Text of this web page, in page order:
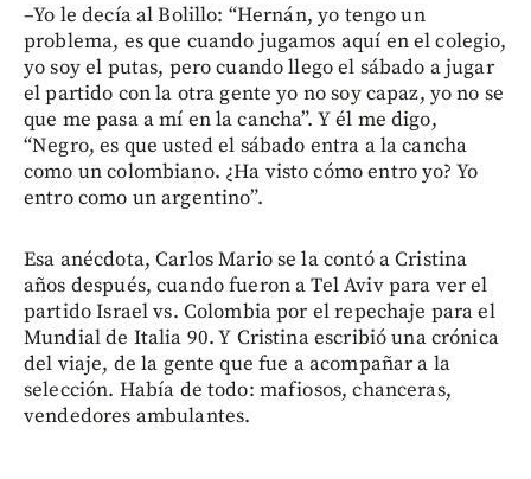
–Yo le decía al Bolillo: “Hernán, yo tengo un
problema, es que cuando jugamos aquí en el colegio,
yo soy el putas, pero cuando llego el sábado a jugar
el partido con la otra gente yo no soy capaz, yo no se
que me pasa a mí en la cancha”. Y él me digo,
“Negro, es que usted el sábado entra a la cancha
como un colombiano. ¿Ha visto cómo entro yo? Yo
entro como un argentino”.
Esa anécdota, Carlos Mario se la contó a Cristina
años después, cuando fueron a Tel Aviv para ver el
partido Israel vs. Colombia por el repechaje para el
Mundial de Italia 90. Y Cristina escribió una crónica
del viaje, de la gente que fue a acompañar a la
selección. Había de todo: mafiosos, chanceras,
vendedores ambulantes.